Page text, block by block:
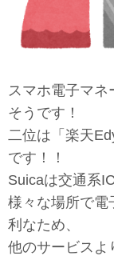
スマホ電子マ
そうです！
二位は「楽天
です！！
Suicaは交通系
様々な場所で電
利なため、
他のサービスよ